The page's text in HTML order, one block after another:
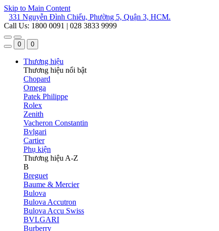
Skip to Main Content
331 Nguyễn Đình Chiểu, Phường 5, Quận 3, HCM.
Call Us: 1800 0091 | 028 3833 9999
0 0
Thương hiệu
Thương hiệu nổi bật
Chopard
Omega
Patek Philippe
Rolex
Zenith
Vacheron Constantin
Bvlgari
Cartier
Phụ kiện
Thương hiệu A-Z
B
Breguet
Baume & Mercier
Bulova
Bulova Accutron
Bulova Accu Swiss
BVLGARI
Burberry